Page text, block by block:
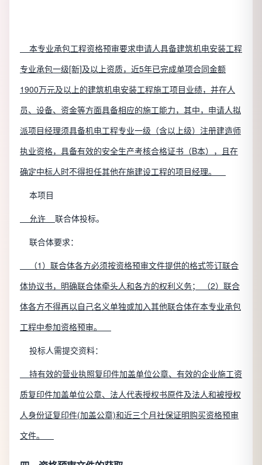
本专业承包工程资格预审要求申请人具备建筑机电安装工程
专业承包一级[新]及以上资质，近5年已完成单项合同金额
1900万元及以上的建筑机电安装工程施工项目业绩，并在人
员、设备、资金等方面具备相应的施工能力，其中，申请人拟
派项目经理须具备机电工程专业一级（含以上级）注册建造师
执业资格，具备有效的安全生产考核合格证书（B本），且在
确定中标人时不得担任其他在施建设工程的项目经理。
本项目
允许 联合体投标。
联合体要求：
（1）联合体各方必须按资格预审文件提供的格式签订联合
体协议书，明确联合体牵头人和各方的权利义务； （2）联合
体各方不得再以自己名义单独或加入其他联合体在本专业承包
工程中参加资格预审。
投标人需提交资料：
持有效的营业执照复印件加盖单位公章、有效的企业施工资
质复印件加盖单位公章、法人代表授权书原件及法人和被授权
人身份证复印件(加盖公章)和近三个月社保证明购买资格预审
文件。